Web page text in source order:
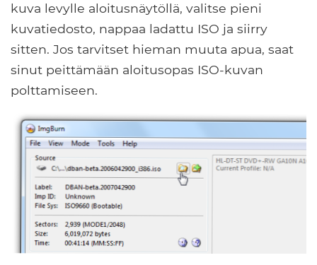
kuva levylle aloitusnäytöllä, valitse pieni
kuvatiedosto, nappaa ladattu ISO ja siirry
sitten. Jos tarvitset hieman muuta apua, saat
sinut peittämään aloitusopas ISO-kuvan
polttamiseen.